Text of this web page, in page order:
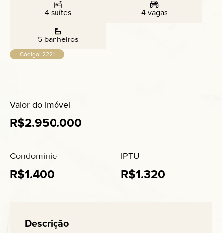
4 suítes 4 vagas
5 banheiros
Código: 2221
Valor do imóvel
R$2.950.000
Condomínio
R$1.400
IPTU
R$1.320
Descrição